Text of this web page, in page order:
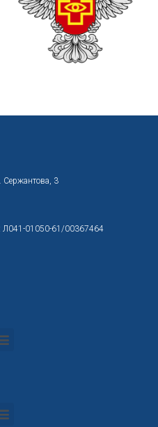
Сержантова, 3
Л041-01050-61/00367464